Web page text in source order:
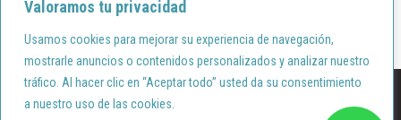
Valoramos tu privacidad
Usamos cookies para mejorar su experiencia de navegación,
mostrarle anuncios o contenidos personalizados y analizar nuestro
tráfico. Al hacer clic en “Aceptar todo” usted da su consentimiento
a nuestro uso de las cookies.
shortcode.es